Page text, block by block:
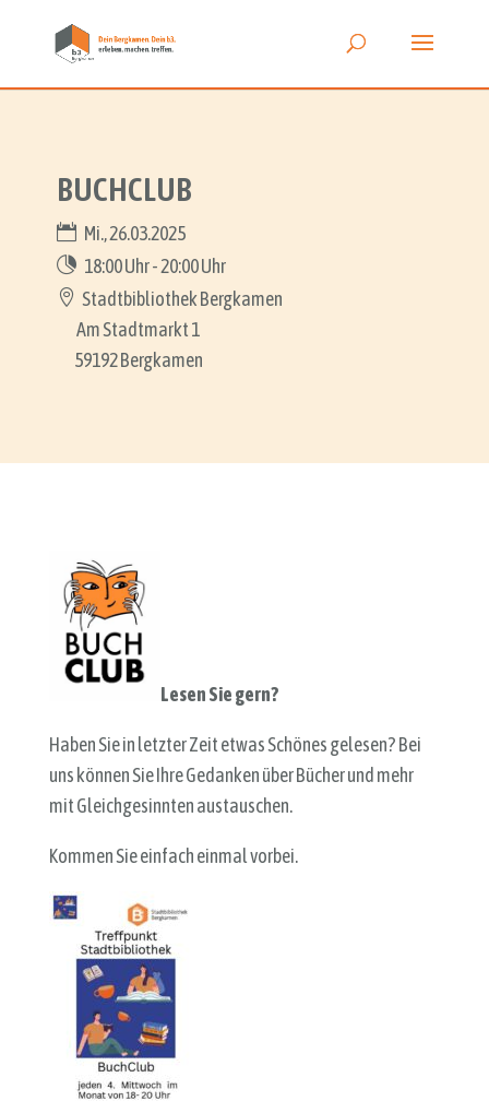
BUCHCLUB
Mi., 26.03.2025
18:00 Uhr - 20:00 Uhr
Stadtbibliothek Bergkamen
Am Stadtmarkt 1
59192 Bergkamen
Lesen Sie gern?
Haben Sie in letzter Zeit etwas Schönes gelesen? Bei
uns können Sie Ihre Gedanken über Bücher und mehr
mit Gleichgesinnten austauschen.
Kommen Sie einfach einmal vorbei.